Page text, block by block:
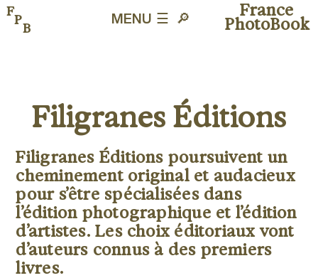
France
PhotoBook
MENU ☰ 🔎︎
F
P
B
Filigranes Éditions
Filigranes Éditions poursuivent un
cheminement original et audacieux
pour s’être spécialisées dans
l’édition photographique et l’édition
d’artistes. Les choix éditoriaux vont
d’auteurs connus à des premiers
livres.